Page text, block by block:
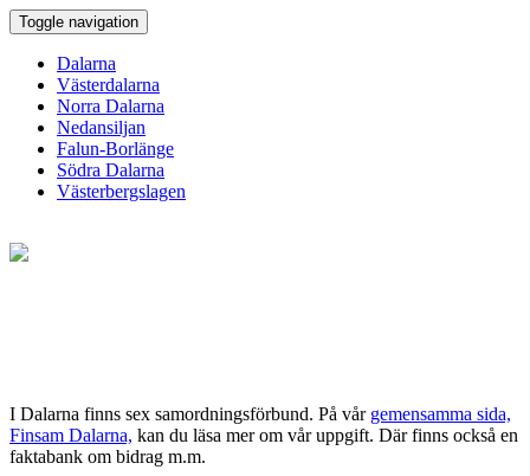
Toggle navigation
Dalarna
Västerdalarna
Norra Dalarna
Nedansiljan
Falun-Borlänge
Södra Dalarna
Västerbergslagen
I Dalarna finns sex samordningsförbund. På vår gemensamma sida,
Finsam Dalarna, kan du läsa mer om vår uppgift. Där finns också en
faktabank om bidrag m.m.